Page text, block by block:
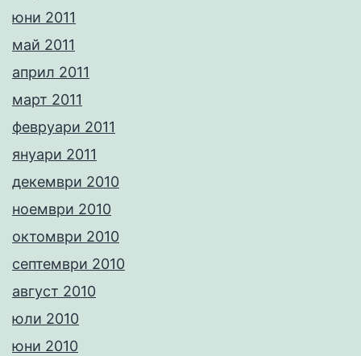
юни 2011
май 2011
април 2011
март 2011
февруари 2011
януари 2011
декември 2010
ноември 2010
октомври 2010
септември 2010
август 2010
юли 2010
юни 2010